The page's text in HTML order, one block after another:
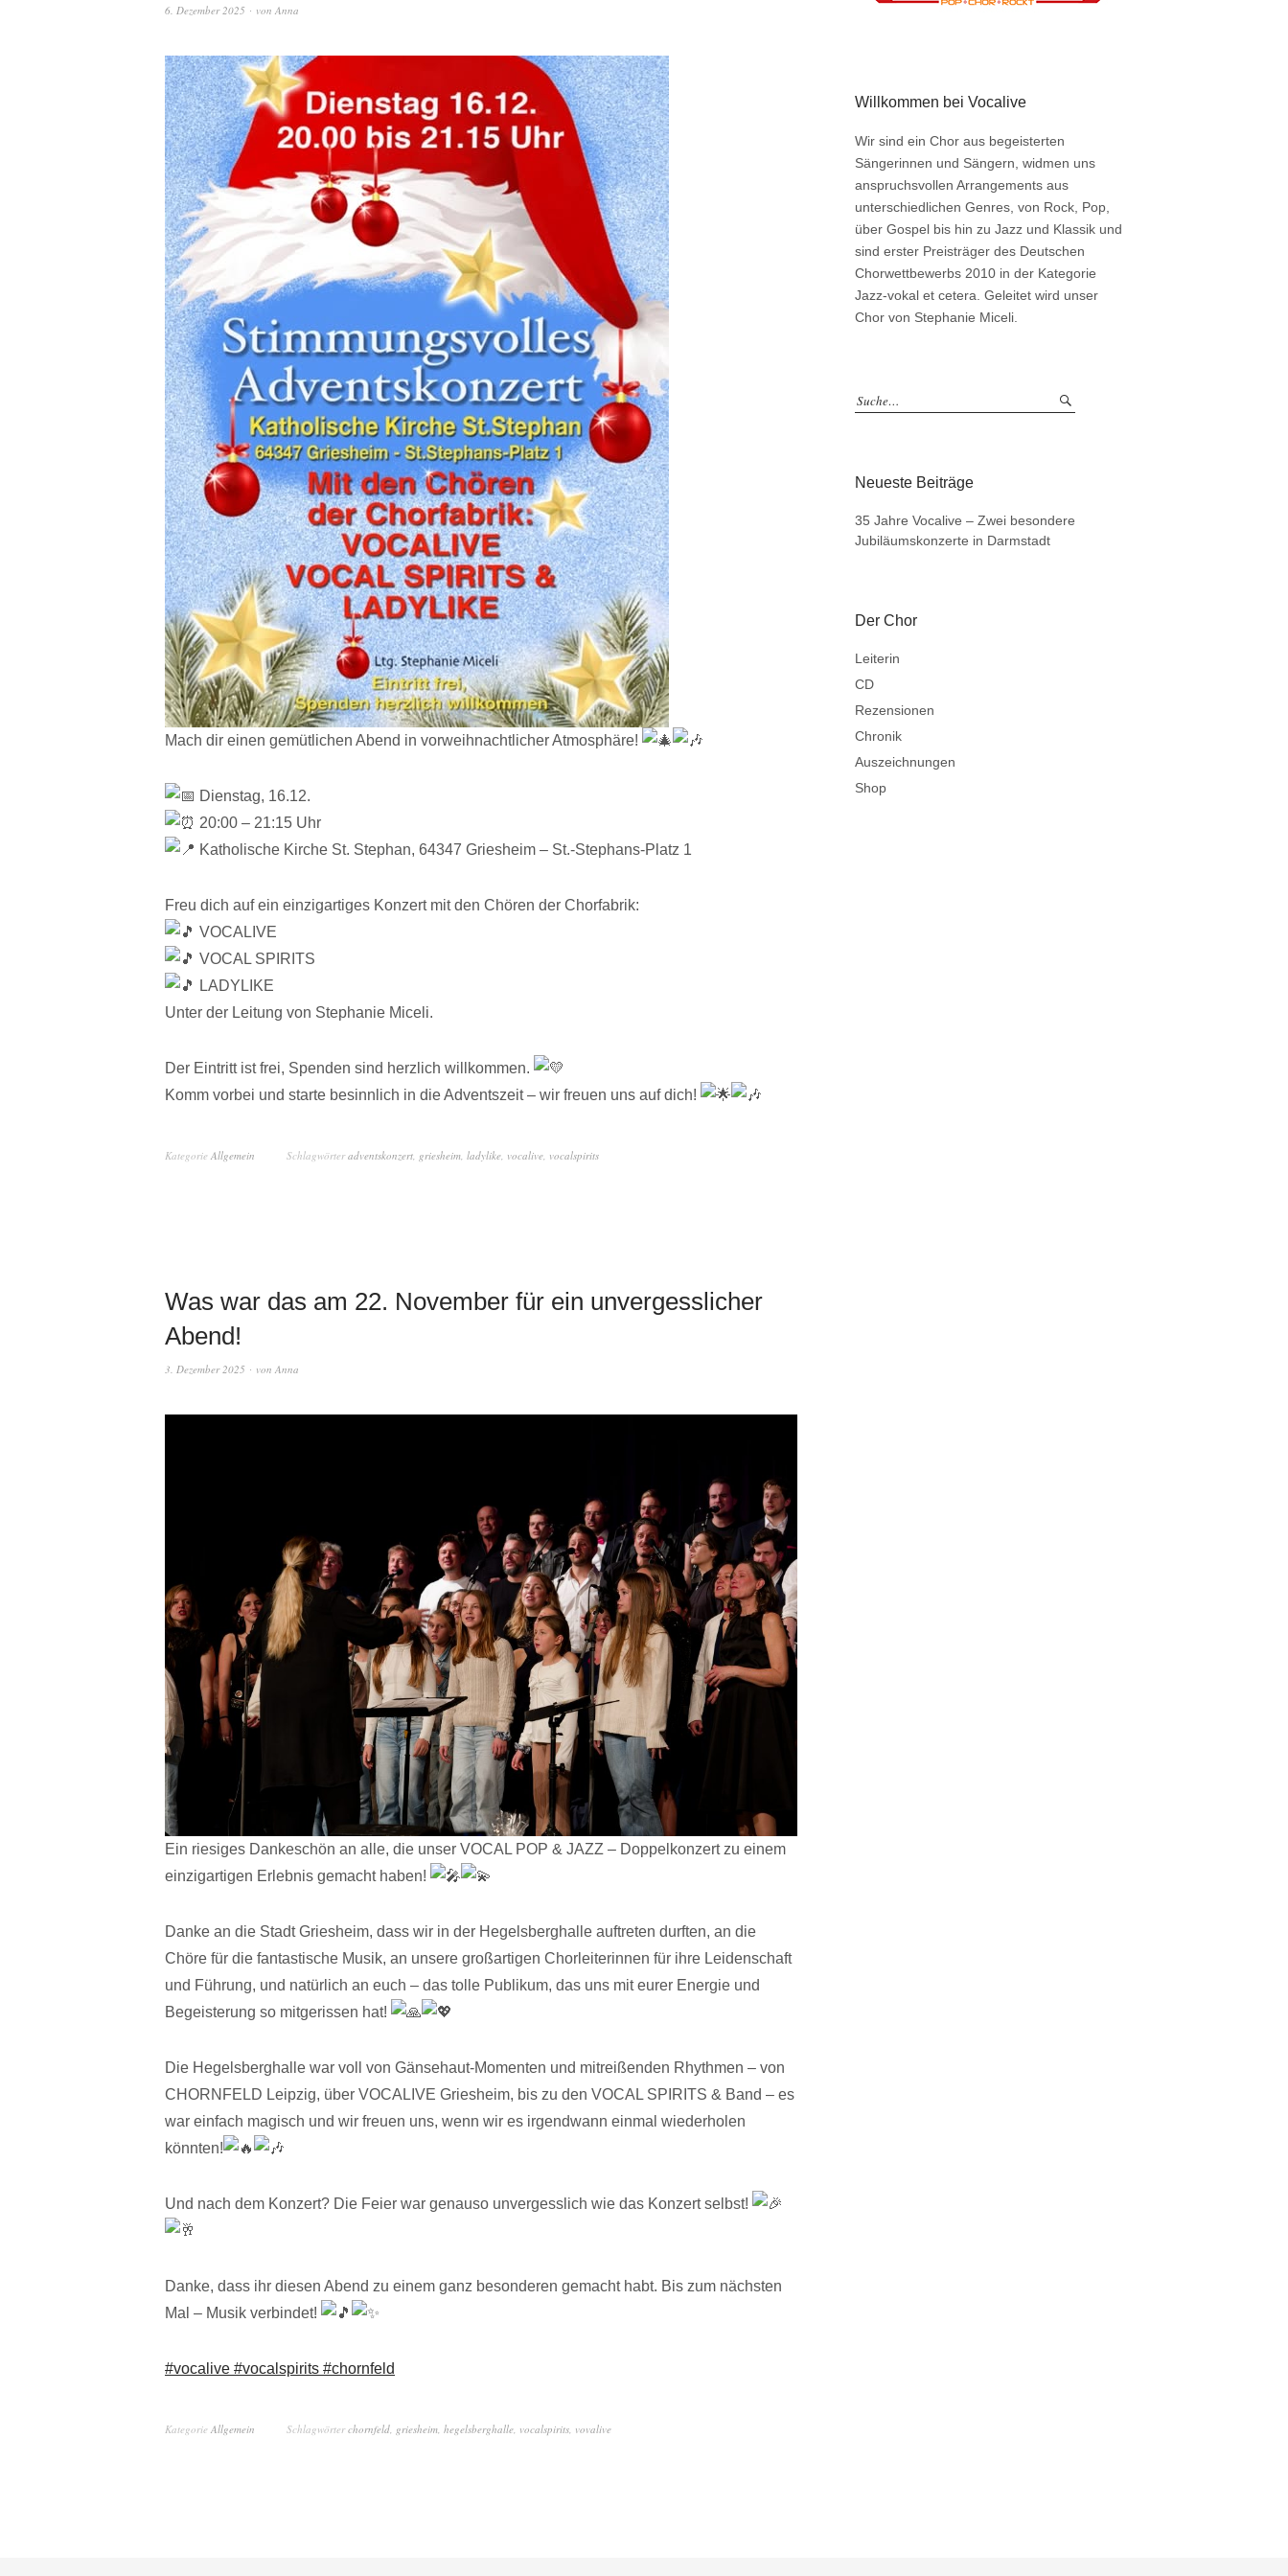
6. Dezember 2025 von Anna
Mach dir einen gemütlichen Abend in vorweihnachtlicher Atmosphäre!
Dienstag, 16.12.
20:00 – 21:15 Uhr
Katholische Kirche St. Stephan, 64347 Griesheim – St.-Stephans-Platz 1
Freu dich auf ein einzigartiges Konzert mit den Chören der Chorfabrik:
VOCALIVE
VOCAL SPIRITS
LADYLIKE
Unter der Leitung von Stephanie Miceli.
Der Eintritt ist frei, Spenden sind herzlich willkommen.
Komm vorbei und starte besinnlich in die Adventszeit – wir freuen uns auf dich!
Kategorie Allgemein Schlagwörteradventskonzert, griesheim, ladylike, vocalive, vocalspirits
Was war das am 22. November für ein unvergesslicher
Abend!
3. Dezember 2025 von Anna
Ein riesiges Dankeschön an alle, die unser VOCAL POP & JAZZ – Doppelkonzert zu einem
einzigartigen Erlebnis gemacht haben!
Danke an die Stadt Griesheim, dass wir in der Hegelsberghalle auftreten durften, an die
Chöre für die fantastische Musik, an unsere großartigen Chorleiterinnen für ihre Leidenschaft
und Führung, und natürlich an euch – das tolle Publikum, das uns mit eurer Energie und
Begeisterung so mitgerissen hat!
Die Hegelsberghalle war voll von Gänsehaut-Momenten und mitreißenden Rhythmen – von
CHORNFELD Leipzig, über VOCALIVE Griesheim, bis zu den VOCAL SPIRITS & Band – es
war einfach magisch und wir freuen uns, wenn wir es irgendwann einmal wiederholen
könnten!
Und nach dem Konzert? Die Feier war genauso unvergesslich wie das Konzert selbst!
Danke, dass ihr diesen Abend zu einem ganz besonderen gemacht habt. Bis zum nächsten
Mal – Musik verbindet!
#vocalive #vocalspirits #chornfeld
Kategorie Allgemein Schlagwörterchornfeld, griesheim, hegelsberghalle, vocalspirits, vovalive
Willkommen bei Vocalive
Wir sind ein Chor aus begeisterten
Sängerinnen und Sängern, widmen uns
anspruchsvollen Arrangements aus
unterschiedlichen Genres, von Rock, Pop,
über Gospel bis hin zu Jazz und Klassik und
sind erster Preisträger des Deutschen
Chorwettbewerbs 2010 in der Kategorie
Jazz-vokal et cetera. Geleitet wird unser
Chor von Stephanie Miceli.
Neueste Beiträge
35 Jahre Vocalive – Zwei besondere
Jubiläumskonzerte in Darmstadt
Der Chor
Leiterin
CD
Rezensionen
Chronik
Auszeichnungen
Shop